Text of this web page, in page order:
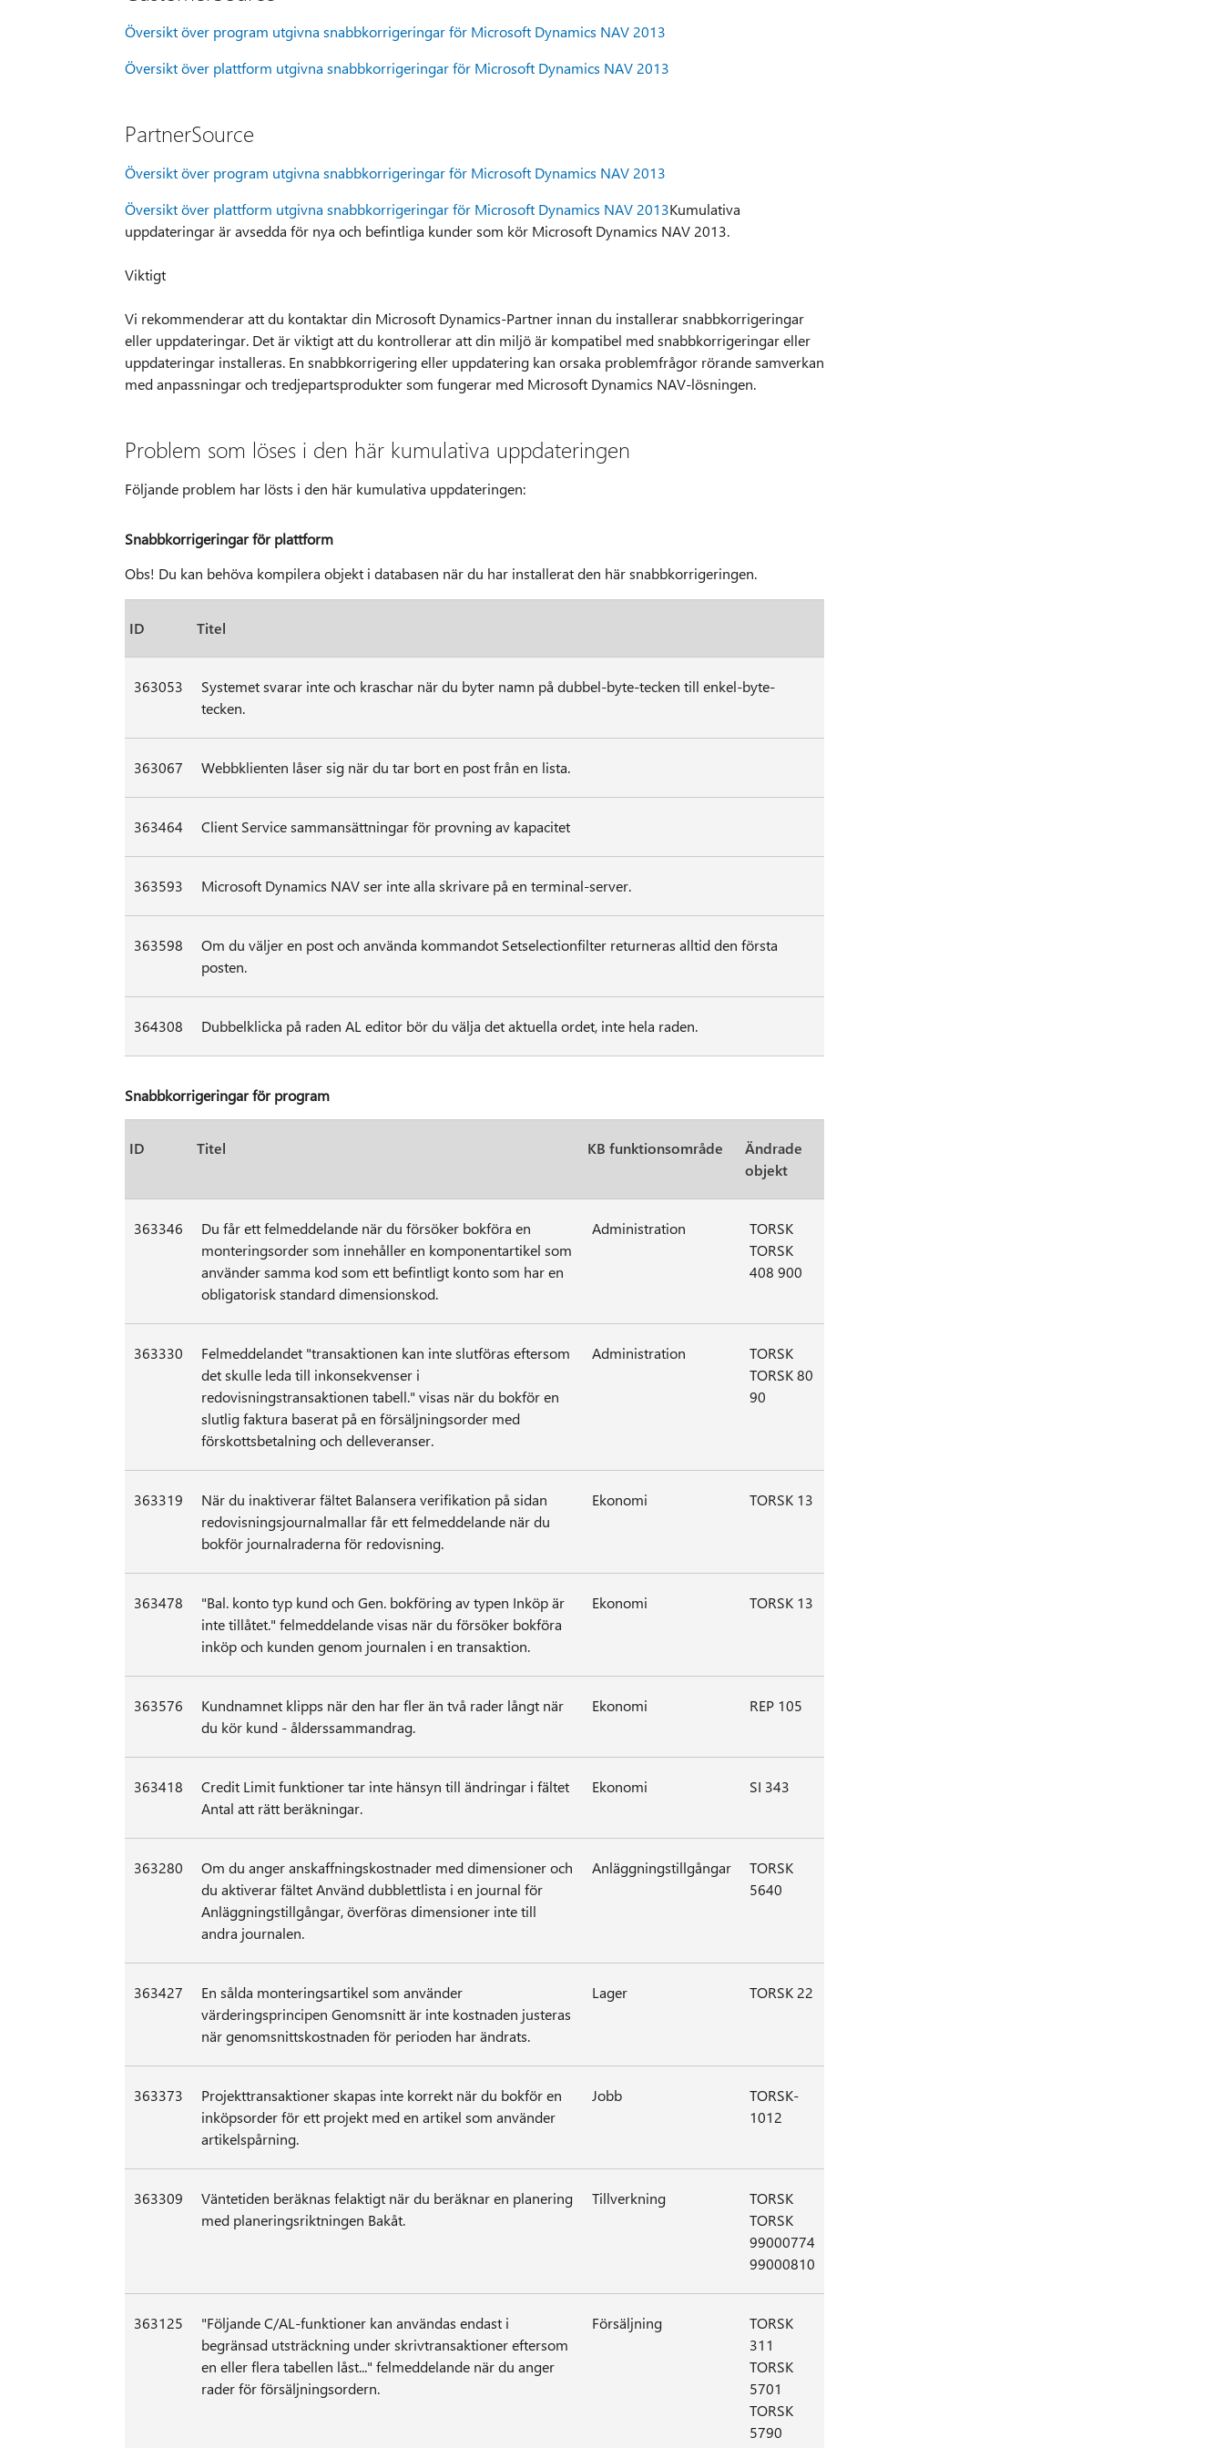
Översikt över program utgivna snabbkorrigeringar för Microsoft Dynamics NAV 2013
Översikt över plattform utgivna snabbkorrigeringar för Microsoft Dynamics NAV 2013
PartnerSource
Översikt över program utgivna snabbkorrigeringar för Microsoft Dynamics NAV 2013
Översikt över plattform utgivna snabbkorrigeringar för Microsoft Dynamics NAV 2013Kumulativa
uppdateringar är avsedda för nya och befintliga kunder som kör Microsoft Dynamics NAV 2013.
Viktigt
Vi rekommenderar att du kontaktar din Microsoft Dynamics-Partner innan du installerar snabbkorrigeringar
eller uppdateringar. Det är viktigt att du kontrollerar att din miljö är kompatibel med snabbkorrigeringar eller
uppdateringar installeras. En snabbkorrigering eller uppdatering kan orsaka problemfrågor rörande samverkan
med anpassningar och tredjepartsprodukter som fungerar med Microsoft Dynamics NAV-lösningen.
Problem som löses i den här kumulativa uppdateringen
Följande problem har lösts i den här kumulativa uppdateringen:
Snabbkorrigeringar för plattform
Obs! Du kan behöva kompilera objekt i databasen när du har installerat den här snabbkorrigeringen.
ID Titel
363053
Systemet svarar inte och kraschar när du byter namn på dubbel-byte-tecken till enkel-byte-
tecken.
363067 Webbklienten låser sig när du tar bort en post från en lista.
363464 Client Service sammansättningar för provning av kapacitet
363593 Microsoft Dynamics NAV ser inte alla skrivare på en terminal-server.
363598
Om du väljer en post och använda kommandot Setselectionfilter returneras alltid den första
posten.
364308 Dubbelklicka på raden AL editor bör du välja det aktuella ordet, inte hela raden.
Snabbkorrigeringar för program
ID Titel KB funktionsområde
Ändrade
objekt
363346
Du får ett felmeddelande när du försöker bokföra en
monteringsorder som innehåller en komponentartikel som
använder samma kod som ett befintligt konto som har en
obligatorisk standard dimensionskod.
Administration
TORSK
TORSK
408 900
363330
Felmeddelandet "transaktionen kan inte slutföras eftersom
det skulle leda till inkonsekvenser i
redovisningstransaktionen tabell." visas när du bokför en
slutlig faktura baserat på en försäljningsorder med
förskottsbetalning och delleveranser.
Administration
TORSK
TORSK 80
90
363319
När du inaktiverar fältet Balansera verifikation på sidan
redovisningsjournalmallar får ett felmeddelande när du
bokför journalraderna för redovisning.
Ekonomi TORSK 13
363478
"Bal. konto typ kund och Gen. bokföring av typen Inköp är
inte tillåtet." felmeddelande visas när du försöker bokföra
inköp och kunden genom journalen i en transaktion.
Ekonomi TORSK 13
363576
Kundnamnet klipps när den har fler än två rader långt när
du kör kund - ålderssammandrag.
Ekonomi REP 105
363418
Credit Limit funktioner tar inte hänsyn till ändringar i fältet
Antal att rätt beräkningar.
Ekonomi SI 343
363280
Om du anger anskaffningskostnader med dimensioner och
du aktiverar fältet Använd dubblettlista i en journal för
Anläggningstillgångar, överföras dimensioner inte till
andra journalen.
Anläggningstillgångar
TORSK
5640
363427
En sålda monteringsartikel som använder
värderingsprincipen Genomsnitt är inte kostnaden justeras
när genomsnittskostnaden för perioden har ändrats.
Lager TORSK 22
363373
Projekttransaktioner skapas inte korrekt när du bokför en
inköpsorder för ett projekt med en artikel som använder
artikelspårning.
Jobb
TORSK-
1012
363309
Väntetiden beräknas felaktigt när du beräknar en planering
med planeringsriktningen Bakåt.
Tillverkning
TORSK
TORSK
99000774
99000810
363125
"Följande C/AL-funktioner kan användas endast i
begränsad utsträckning under skrivtransaktioner eftersom
en eller flera tabellen låst..." felmeddelande när du anger
rader för försäljningsordern.
Försäljning
TORSK
311
TORSK
5701
TORSK
5790